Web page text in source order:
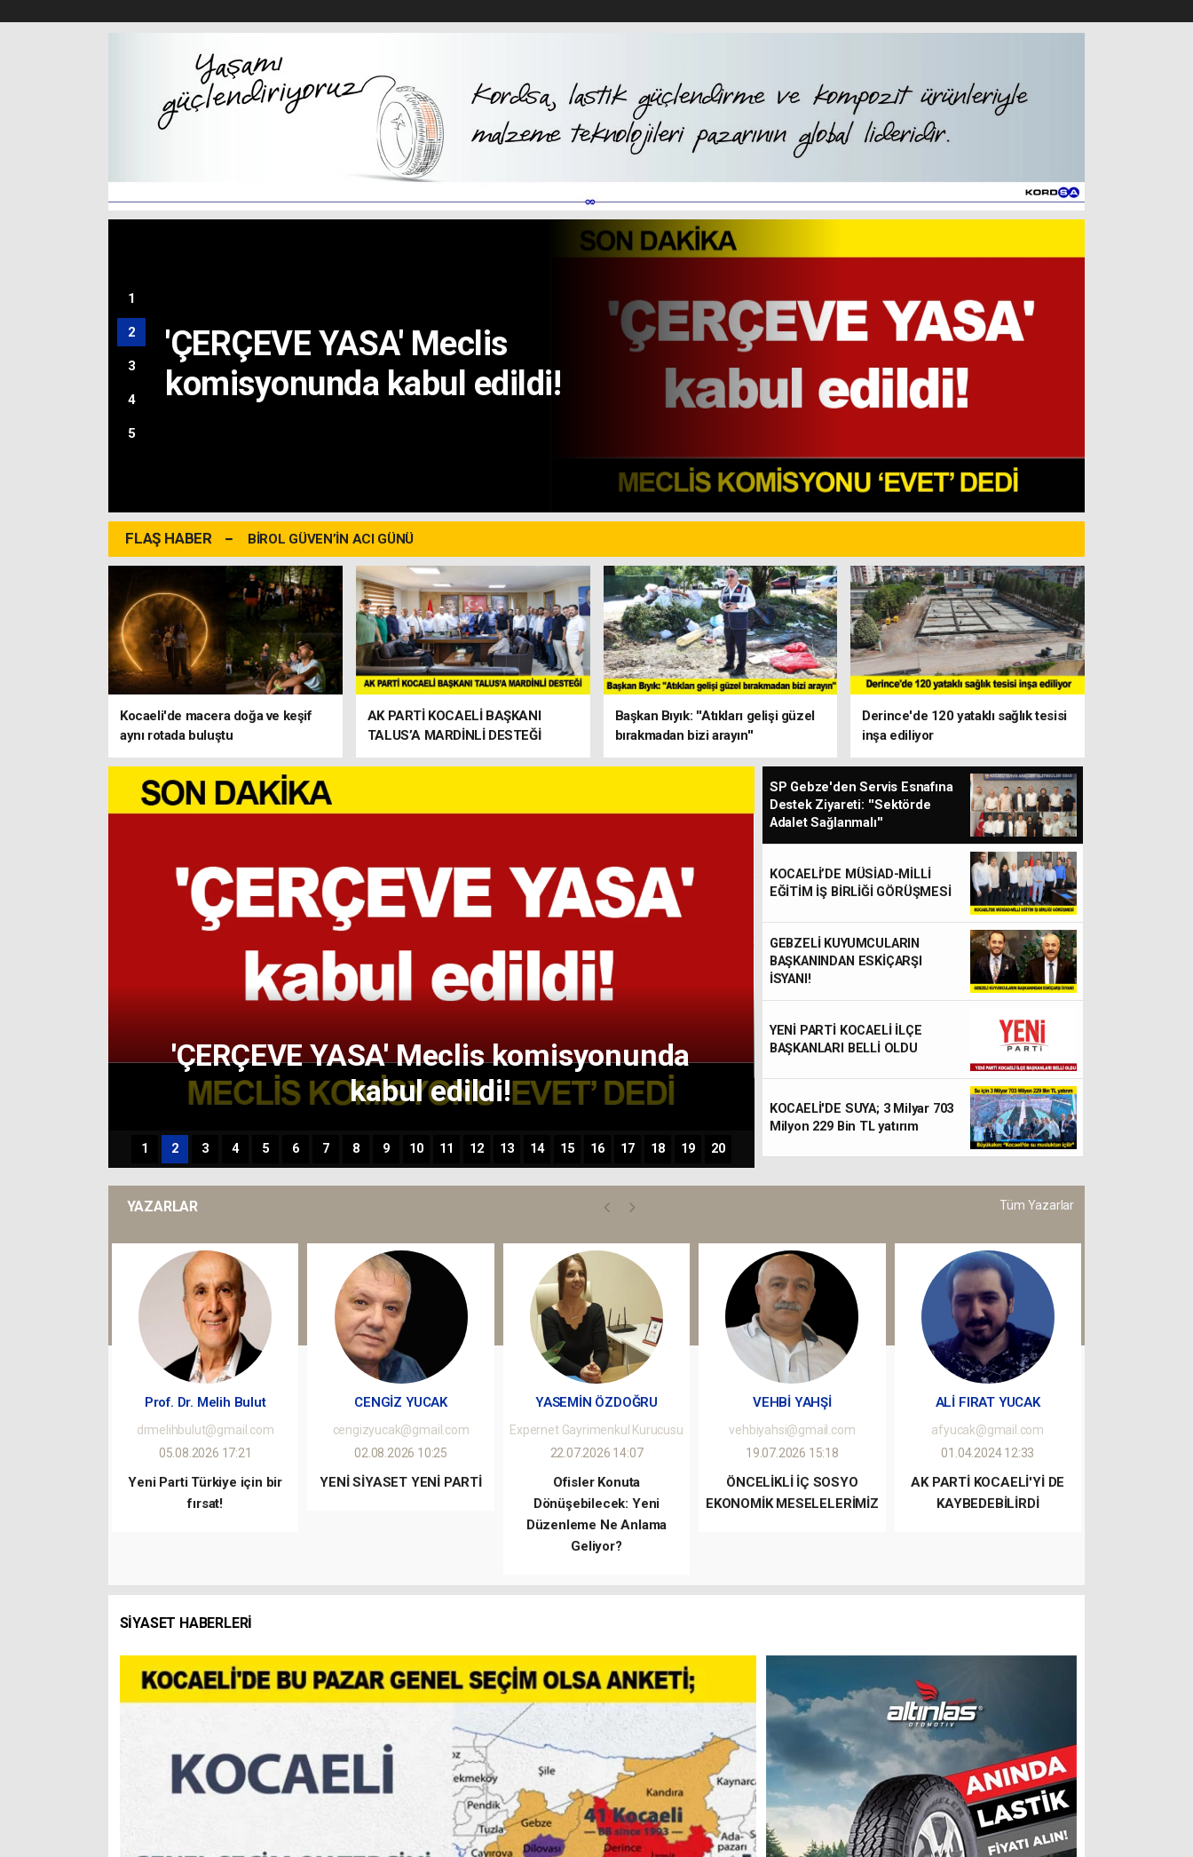
BİROL GÜVEN’İN
ACI GÜNÜ
'ÇERÇEVE YASA' Meclis
komisyonunda kabul edildi!
KOCAELİ'DE BU PAZAR
GENEL SEÇİM OLSA
ANKETİ; Hangi Parti Kaç
Milletvekili
GEBZE’NİN ÇEYREK
YÜZYILINDA VARLAR
GEBZE ESKİHİSAR SAHİL
KONSERİNE YOĞUN İLGİ
1
2
3
4
5
FLAŞ HABER BİROL GÜVEN’İN ACI GÜNÜ
Kocaeli'de macera doğa ve keşif
aynı rotada buluştu
AK PARTİ KOCAELİ BAŞKANI
TALUS’A MARDİNLİ DESTEĞİ
Başkan Bıyık: ''Atıkları gelişi güzel
bırakmadan bizi arayın''
Derince'de 120 yataklı sağlık tesisi
inşa ediliyor
'ÇERÇEVE YASA' Meclis komisyonunda
kabul edildi!
KOCAELİ'DE BU PAZAR
OLSA ANKETİ; Hangi
Milletvekili
1 2 3 4 5 6 7 8 9 10 11 12 13 14 15 16 17 18 19 20
SP Gebze'den Servis Esnafına
Destek Ziyareti: ''Sektörde
Adalet Sağlanmalı''
KOCAELİ’DE MÜSİAD-MİLLİ
EĞİTİM İŞ BİRLİĞİ GÖRÜŞMESİ
GEBZELİ KUYUMCULARIN
BAŞKANINDAN ESKİÇARŞI
İSYANI!
YENİ PARTİ KOCAELİ İLÇE
BAŞKANLARI BELLİ OLDU
KOCAELİ'DE SUYA; 3 Milyar 703
Milyon 229 Bin TL yatırım
YAZARLAR Tüm Yazarlar
Prof. Dr. Melih Bulut
drmelihbulut@gmail.com
05.08.2026 17:21
Yeni Parti Türkiye için bir
fırsat!
CENGİZ YUCAK
cengizyucak@gmail.com
02.08.2026 10:25
YENİ SİYASET YENİ PARTİ
YASEMİN ÖZDOĞRU
Expernet Gayrimenkul Kurucusu
22.07.2026 14:07
Ofisler Konuta
Dönüşebilecek: Yeni
Düzenleme Ne Anlama
Geliyor?
VEHBİ YAHŞİ
vehbiyahsi@gmail.com
19.07.2026 15:18
ÖNCELİKLİ İÇ SOSYO
EKONOMİK MESELELERİMİZ
ALİ FIRAT YUCAK
afyucak@gmail.com
01.04.2024 12:33
AK PARTİ KOCAELİ'Yİ DE
KAYBEDEBİLİRDİ
SIYASET HABERLERİ
VARLAR